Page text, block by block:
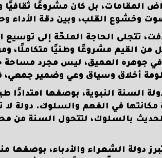
المقامات، بل كان مشروعًا ثقافيًا
وخشوع القلب، وبين دقة
تتجلى الحاجة الملحّة إلى توسيع
من القيم مشروعًا وطنيًا متكاملًا،
جوهره العميق، ليس مجرد مساحة
أخلاق وسياق وعي وضمير
السنة النبوية، بوصفها امتدادًا
مكانتها في الفهم والسلوك. دولة
بالسلوك، لتتحول السنة من
دولة الشعراء والأدباء، بوصفها